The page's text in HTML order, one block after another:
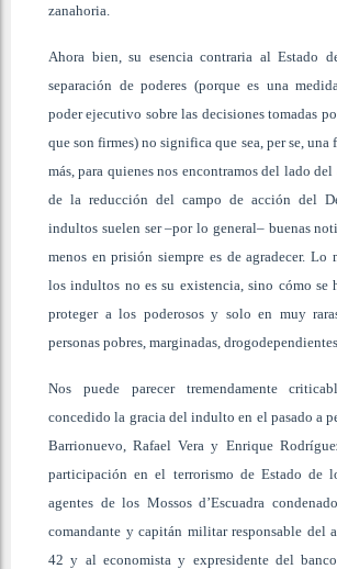
zanahoria.
Ahora bien, su esencia contraria al Estado
separación de poderes (porque es una
poder ejecutivo sobre las decisiones tomadas
que son firmes) no significa que sea, per se, una
más, para quienes nos encontramos del lado
de la reducción del campo de acción del
indultos suelen ser –por lo general– buenas
menos en prisión siempre es de agradecer. Lo
los indultos no es su existencia, sino cómo se
proteger a los poderosos y solo en muy
personas pobres, marginadas,
Nos puede parecer tremendamente
concedido la gracia del indulto en el pasado a
Barrionuevo, Rafael Vera y Enrique
participación en el terrorismo de Estado de
agentes de los Mossos d’Escuadra
comandante y capitán militar responsable del
42 y al economista y expresidente del